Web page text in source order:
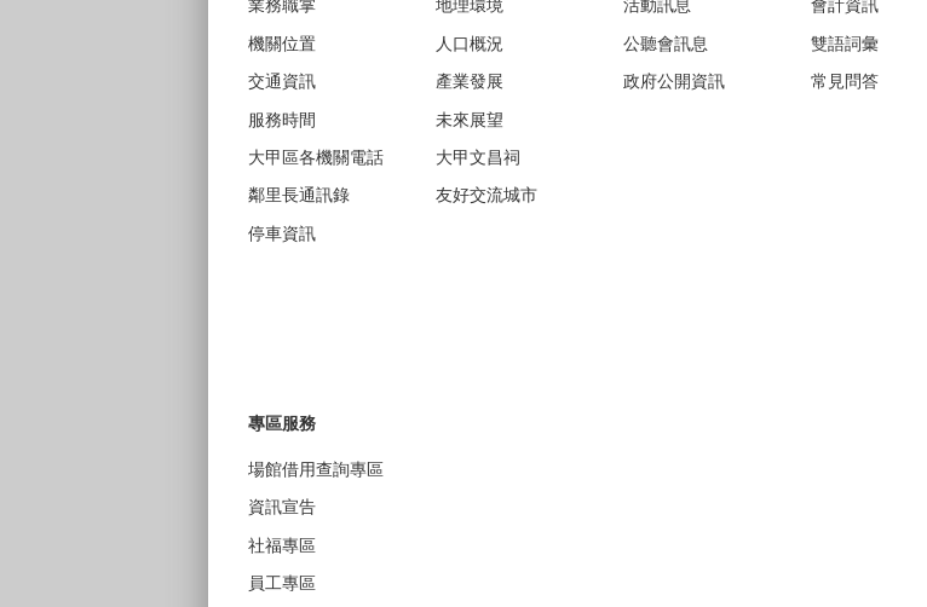
業務職掌
機關位置
交通資訊
服務時間
大甲區各機關電話
鄰里長通訊錄
停車資訊
地理環境
人口概況
產業發展
未來展望
大甲文昌祠
友好交流城市
活動訊息
公聽會訊息
政府公開資訊
會計資訊
雙語詞彙
常見問答
專區服務
場館借用查詢專區
資訊宣告
社福專區
員工專區